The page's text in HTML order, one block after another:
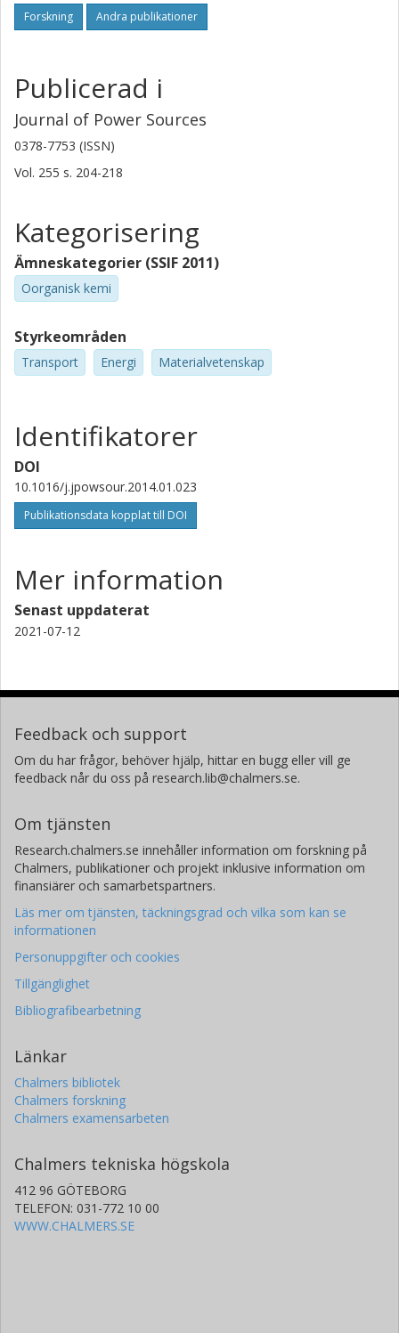
Forskning Andra publikationer
Publicerad i
Journal of Power Sources
0378-7753 (ISSN)
Vol. 255 s. 204-218
Kategorisering
Ämneskategorier (SSIF 2011)
Oorganisk kemi
Styrkeområden
Transport Energi Materialvetenskap
Identifikatorer
DOI
10.1016/j.jpowsour.2014.01.023
Publikationsdata kopplat till DOI
Mer information
Senast uppdaterat
2021-07-12
Feedback och support
Om du har frågor, behöver hjälp, hittar en bugg eller vill ge
feedback når du oss på research.lib@chalmers.se.
Om tjänsten
Research.chalmers.se innehåller information om forskning på
Chalmers, publikationer och projekt inklusive information om
finansiärer och samarbetspartners.
Läs mer om tjänsten, täckningsgrad och vilka som kan se
informationen
Personuppgifter och cookies
Tillgänglighet
Bibliografibearbetning
Länkar
Chalmers bibliotek
Chalmers forskning
Chalmers examensarbeten
Chalmers tekniska högskola
412 96 GÖTEBORG
TELEFON: 031-772 10 00
WWW.CHALMERS.SE